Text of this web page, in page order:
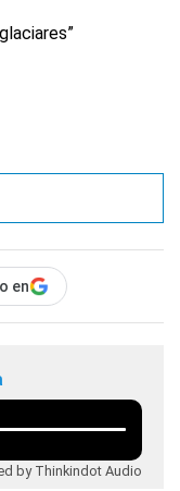
en
by Thinkindot Audio